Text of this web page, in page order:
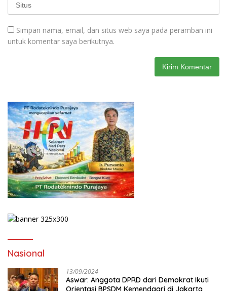
Simpan nama, email, dan situs web saya pada peramban ini
untuk komentar saya berikutnya.
Nasional
13/09/2024
Aswar: Anggota DPRD dari Demokrat Ikuti
Orientasi BPSDM Kemendagri di Jakarta